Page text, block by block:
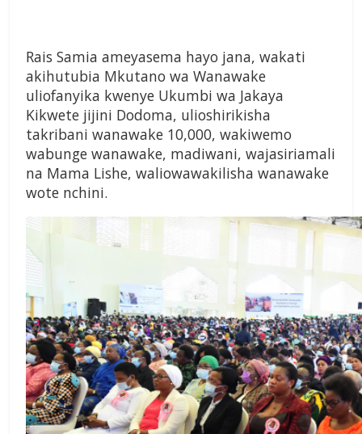
Rais Samia ameyasema hayo jana, wakati
akihutubia Mkutano wa Wanawake
uliofanyika kwenye Ukumbi wa Jakaya
Kikwete jijini Dodoma, ulioshirikisha
takribani wanawake 10,000, wakiwemo
wabunge wanawake, madiwani, wajasiriamali
na Mama Lishe, waliowawakilisha wanawake
wote nchini.